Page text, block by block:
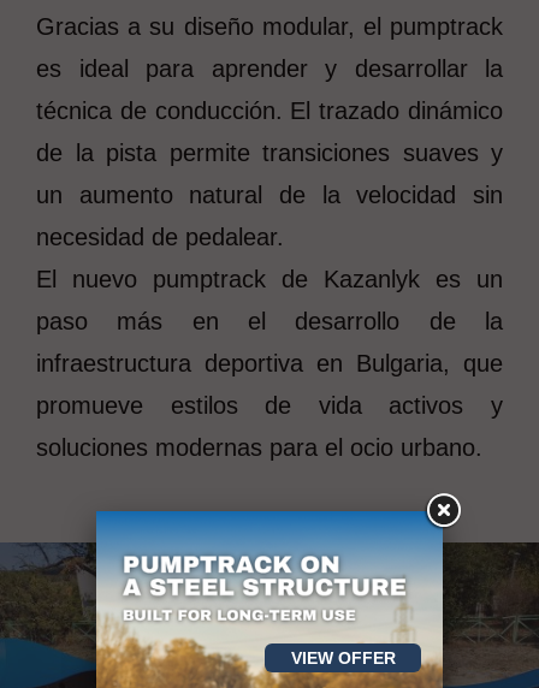
Gracias a su diseño modular, el pumptrack
es ideal para aprender y desarrollar la
técnica de conducción. El trazado dinámico
de la pista permite transiciones suaves y
un aumento natural de la velocidad sin
necesidad de pedalear.
El nuevo pumptrack de Kazanlyk es un
paso más en el desarrollo de la
infraestructura deportiva en Bulgaria, que
promueve estilos de vida activos y
soluciones modernas para el ocio urbano.
VIEW OFFER